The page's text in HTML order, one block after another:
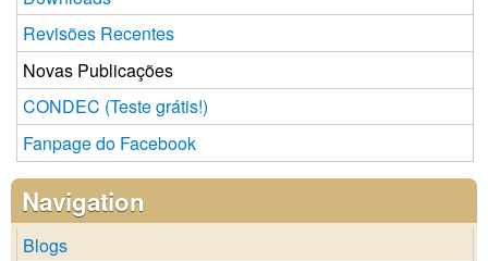
Revisões Recentes
Novas Publicações
CONDEC (Teste grátis!)
Fanpage do Facebook
Navigation
Blogs